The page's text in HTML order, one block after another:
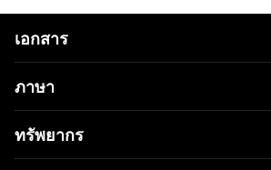
เอกสาร
ภาษา
ทรัพยากร